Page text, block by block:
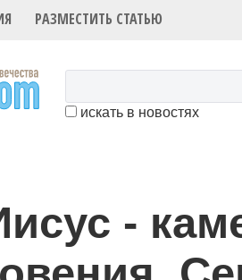
РАЗМЕСТИТЬ СТАТЬЮ
искать в новостях
-